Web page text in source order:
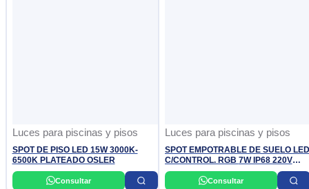
Luces para piscinas y pisos
SPOT DE PISO LED 15W 3000K-
6500K PLATEADO OSLER
Consultar
Luces para piscinas y pisos
SPOT EMPOTRABLE DE SUELO LED
C/CONTROL. RGB 7W IP68 220V
SIELED
Consultar